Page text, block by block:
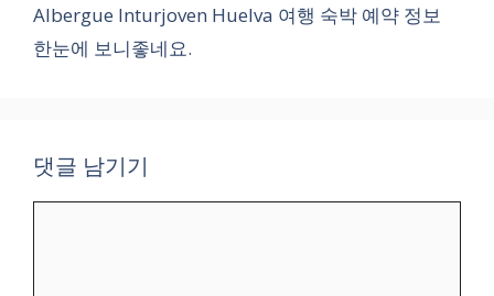
Albergue Inturjoven Huelva 여행 숙박 예약 정보
한눈에 보니좋네요.
댓글 남기기